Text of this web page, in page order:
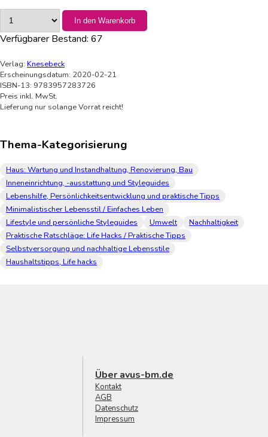
In den Warenkorb
Verfügbarer Bestand: 67
Verlag: Knesebeck
Erscheinungsdatum: 2020-02-21
ISBN-13: 9783957283726
Preis inkl. MwSt.
Lieferung nur solange Vorrat reicht!
Thema-Kategorisierung
Haus: Wartung und Instandhaltung, Renovierung, Bau
Inneneinrichtung, -ausstattung und Styleguides
Lebenshilfe, Persönlichkeitsentwicklung und praktische Tipps
Minimalistischer Lebensstil / Einfaches Leben
Lifestyle und persönliche Styleguides
Umwelt
Nachhaltigkeit
Praktische Ratschläge: Life Hacks / Praktische Tipps
Selbstversorgung und nachhaltige Lebensstile
Haushaltstipps, Life hacks
Über avus-bm.de
Kontakt
AGB
Datenschutz
Impressum